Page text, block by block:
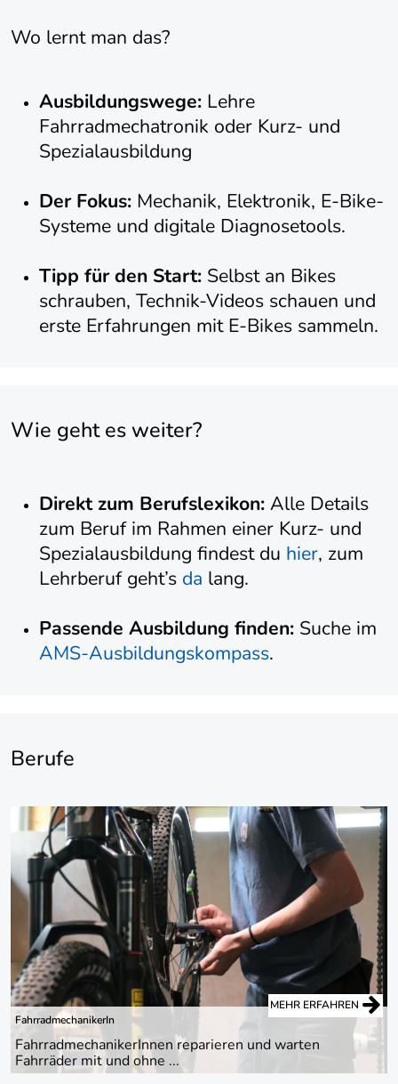
Wo lernt man das?
Ausbildungswege: Lehre
Fahrradmechatronik oder Kurz- und
Spezialausbildung
Der Fokus: Mechanik, Elektronik, E-Bike-
Systeme und digitale Diagnosetools.
Tipp für den Start: Selbst an Bikes
schrauben, Technik-Videos schauen und
erste Erfahrungen mit E-Bikes sammeln.
Wie geht es weiter?
Direkt zum Berufslexikon: Alle Details
zum Beruf im Rahmen einer Kurz- und
Spezialausbildung findest du hier, zum
Lehrberuf geht’s da lang.
Passende Ausbildung finden: Suche im
AMS-Ausbildungskompass.
Berufe
FahrradmechanikerIn
FahrradmechanikerInnen reparieren und warten
Fahrräder mit und ohne ...
MEHR ERFAHREN